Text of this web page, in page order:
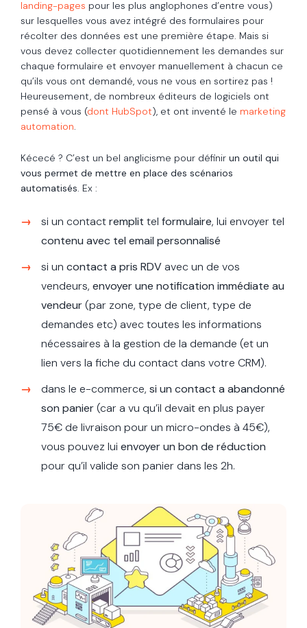
landing-pages pour les plus anglophones d’entre vous)
sur lesquelles vous avez intégré des formulaires pour
récolter des données est une première étape. Mais si
vous devez collecter quotidiennement les demandes sur
chaque formulaire et envoyer manuellement à chacun ce
qu’ils vous ont demandé, vous ne vous en sortirez pas !
Heureusement, de nombreux éditeurs de logiciels ont
pensé à vous (dont HubSpot), et ont inventé le marketing
automation.
Kécecé ? C’est un bel anglicisme pour définir un outil qui
vous permet de mettre en place des scénarios
automatisés. Ex :
si un contactremplit tel formulaire, lui envoyer tel
contenu avec tel email personnalisé
si un contact a pris RDVavec un de vos
vendeurs, envoyer une notification immédiate au
vendeur(par zone, type de client, type de
demandes etc) avec toutes les informations
nécessaires à la gestion de la demande (et un
lien vers la fiche du contact dans votre CRM).
dans le e-commerce, si un contact a abandonné
son panier(car a vu qu’il devait en plus payer
75€ de livraison pour un micro-ondes à 45€),
vous pouvez lui envoyer un bon de réduction
pour qu’il valide son panier dans les 2h.